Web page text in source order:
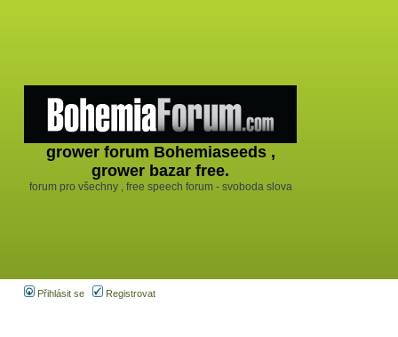
grower forum Bohemiaseeds ,
grower bazar free.
forum pro všechny , free speech forum - svoboda slova
Přihlásit se Registrovat